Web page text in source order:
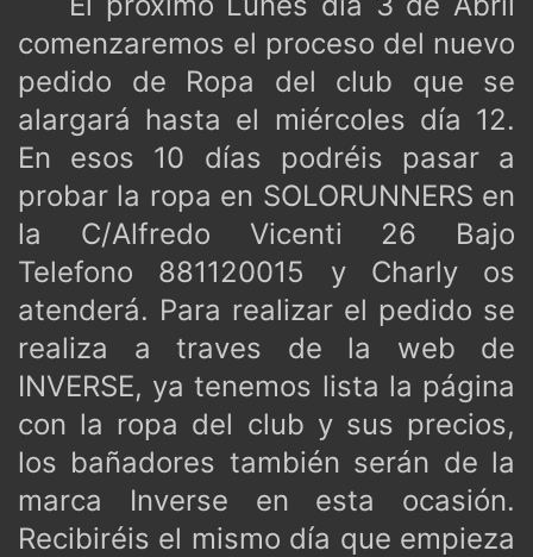
comenzaremos el proceso del nuevo
pedido de Ropa del club que se
alargará hasta el miércoles día 12.
En esos 10 días podréis pasar a
probar la ropa en SOLORUNNERS en
la C/Alfredo Vicenti 26 Bajo
Telefono 881120015 y Charly os
atenderá. Para realizar el pedido se
realiza a traves de la web de
INVERSE, ya tenemos lista la página
con la ropa del club y sus precios,
los bañadores también serán de la
marca Inverse en esta ocasión.
Recibiréis el mismo día que empieza